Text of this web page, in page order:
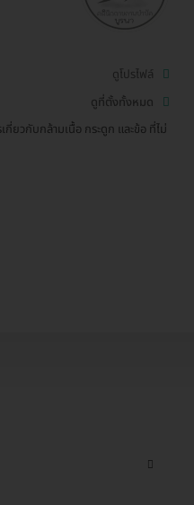
ดูโปรไฟล์
ดูที่ตั้งทั้งหมด
กี่ยวกับกล้ามเนื้อ กระดูก และข้อ ที่ไม่